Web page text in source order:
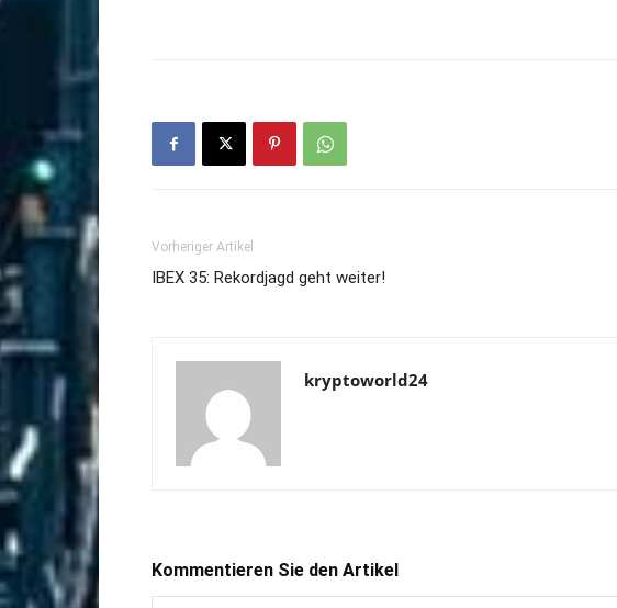
Vorheriger Artikel
IBEX 35: Rekordjagd geht weiter!
kryptoworld24
Kommentieren Sie den Artikel